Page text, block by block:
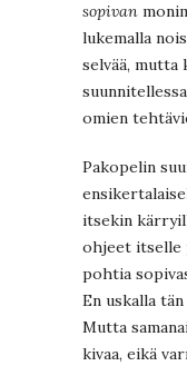
sopivan
lukemalla
selvää, mutta
omien
Pakopelin
itsekin
ohjeet itselle
pohtia
En uskalla
Mutta
kivaa, eikä